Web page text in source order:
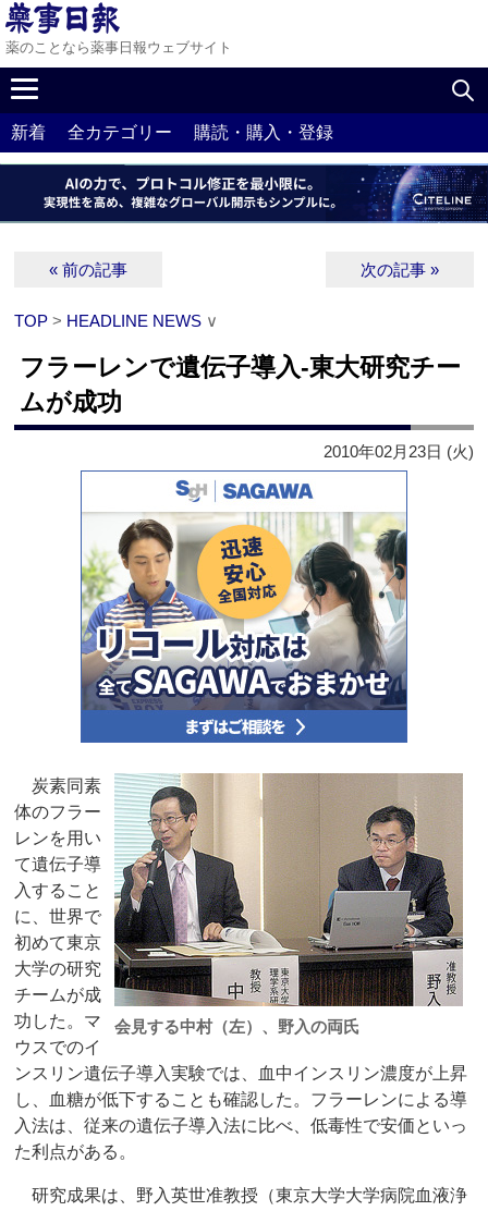
薬のことなら薬事日報ウェブサイト
新着 全カテゴリー 購読・購入・登録
« 前の記事 次の記事 »
TOP > HEADLINE NEWS ∨
フラーレンで遺伝子導入‐東大研究チー
ムが成功
2010年02月23日 (火)
会見する中村（左）、野入の両氏
炭素同素
体のフラー
レンを用い
て遺伝子導
入すること
に、世界で
初めて東京
大学の研究
チームが成
功した。マ
ウスでのイ
ンスリン遺伝子導入実験では、血中インスリン濃度が上昇
し、血糖が低下することも確認した。フラーレンによる導
入法は、従来の遺伝子導入法に比べ、低毒性で安価といっ
た利点がある。
研究成果は、野入英世准教授（東京大学大学病院血液浄